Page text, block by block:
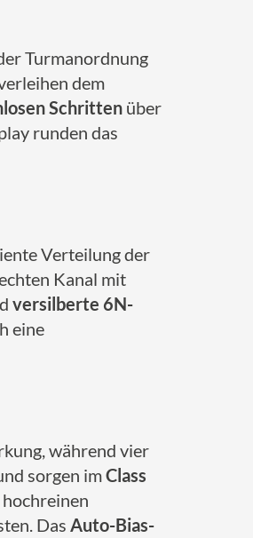
Turmanordnung
dem
Schritten über
runden das
Verteilung der
Kanal mit
versilberte 6N-
eine
während vier
sorgen imClass
Das Auto-Bias-